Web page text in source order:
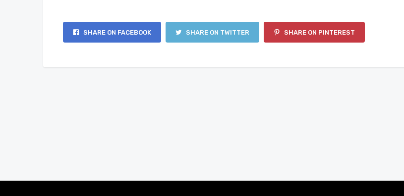
SHARE ON FACEBOOK SHARE ON TWITTER SHARE ON PINTEREST